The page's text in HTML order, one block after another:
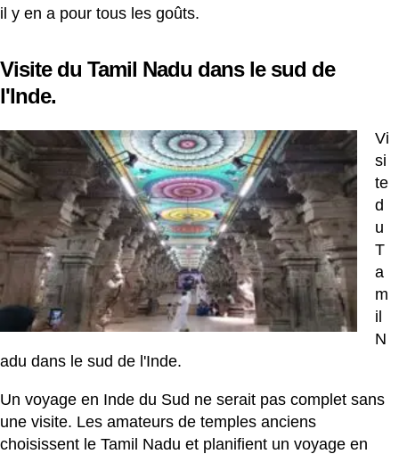
il y en a pour tous les goûts.
Visite du Tamil Nadu dans le sud de
l'Inde.
Vi
si
te
d
u
T
a
m
il
N
adu dans le sud de l'Inde.
Un voyage en Inde du Sud ne serait pas complet sans
une visite. Les amateurs de temples anciens
choisissent le Tamil Nadu et planifient un voyage en